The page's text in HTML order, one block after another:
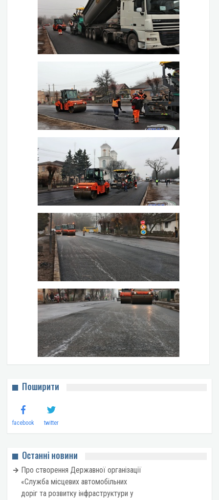
Поширити
facebook twitter
Останні новини
Про створення Державної організації
«Служба місцевих автомобільних
доріг та розвитку інфраструктури у